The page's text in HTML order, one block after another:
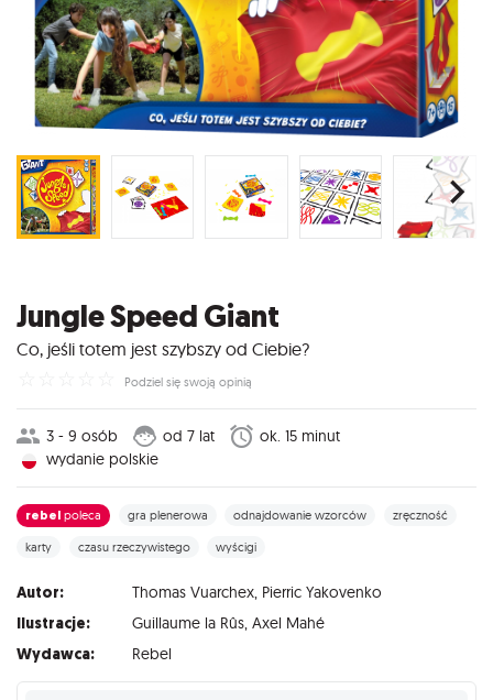
Jungle Speed Giant
Co, jeśli totem jest szybszy od Ciebie?
Podziel się swoją opinią
3 - 9 osób od 7 lat
ok. 15 minut
wydanie polskie
rebel poleca gra plenerowa odnajdowanie wzorców zręczność
karty czasu rzeczywistego wyścigi
Autor: Thomas Vuarchex, Pierric Yakovenko
Ilustracje: Guillaume la Rûs, Axel Mahé
Wydawca: Rebel